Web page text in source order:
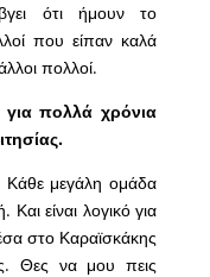
ότι ήμουν το
που είπαν καλά
πολλοί.
πολλά χρόνια
Κάθε μεγάλη ομάδα
είναι λογικό για
στο Καραϊσκάκης
Θες να μου πεις